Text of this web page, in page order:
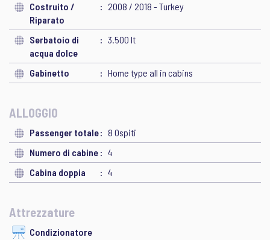
Costruito /
Riparato
2008 / 2018 - Turkey
Serbatoio di
acqua dolce
3.500 lt
Gabinetto Home type all in cabins
ALLOGGIO
Passenger totale
8 Ospiti
Numero di cabine
4
Cabina doppia
4
Attrezzature
Condizionatore